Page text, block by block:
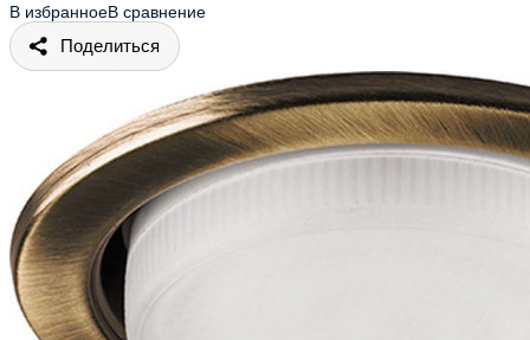
В избранноеВ сравнение
Поделиться